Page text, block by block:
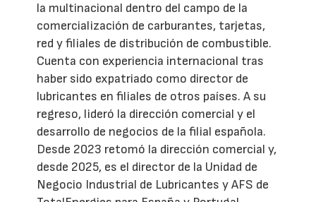
la multinacional dentro del campo de la
comercialización de carburantes, tarjetas,
red y filiales de distribución de combustible.
Cuenta con experiencia internacional tras
haber sido expatriado como director de
lubricantes en filiales de otros países. A su
regreso, lideró la dirección comercial y el
desarrollo de negocios de la filial española.
Desde 2023 retomó la dirección comercial y,
desde 2025, es el director de la Unidad de
Negocio Industrial de Lubricantes y AFS de